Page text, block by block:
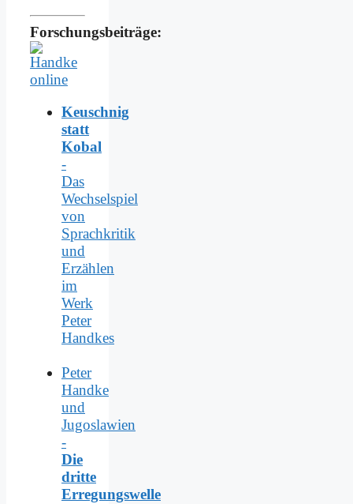
Forschungsbeiträge:
Keuschnig
statt
Kobal
-
Das
Wechselspiel
von
Sprachkritik
und
Erzählen
im
Werk
Peter
Handkes
Peter
Handke
und
Jugoslawien
-
Die
dritte
Erregungswelle